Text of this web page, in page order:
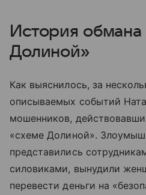
История обмана
Долиной»
Как выяснилось, за
описываемых событий
мошенников,
«схеме Долиной».
представились
силовиками, вынудили
перевести деньги на